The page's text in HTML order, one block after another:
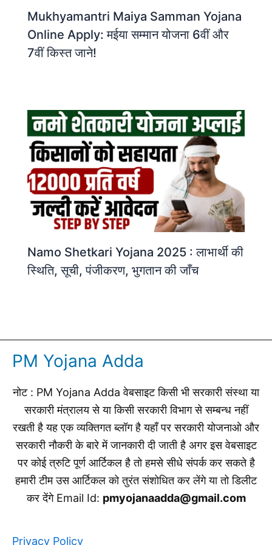
Mukhyamantri Maiya Samman Yojana
Online Apply: मईया सम्मान योजना 6वीं और
7वीं किस्त जाने!
Namo Shetkari Yojana 2025 : लाभार्थी की
स्थिति, सूची, पंजीकरण, भुगतान की जाँच
PM Yojana Adda
नोट : PM Yojana Adda वेबसाइट किसी भी सरकारी संस्था या
सरकारी मंत्रालय से या किसी सरकारी विभाग से सम्बन्ध नहीं
रखती है यह एक व्यक्तिगत ब्लॉग है यहाँ पर सरकारी योजनाओ और
सरकारी नौकरी के बारे में जानकारी दी जाती है अगर इस वेबसाइट
पर कोई त्रुटि पूर्ण आर्टिकल है तो हमसे सीधे संपर्क कर सकते है
हमारी टीम उस आर्टिकल को तुरंत संशोधित कर लेंगे या तो डिलीट
कर देंगे Email Id: pmyojanaadda@gmail.com
Privacy Policy